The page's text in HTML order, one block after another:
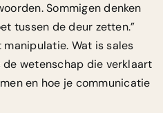
Sommigen denken
tussen de deur zetten.”
Wat is sales
wetenschap die verklaart
en hoe je communicatie